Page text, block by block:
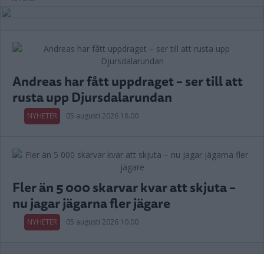
Andreas har fått uppdraget – ser till att
rusta upp Djursdalarundan
NYHETER 05 augusti 2026 18.00
Fler än 5 000 skarvar kvar att skjuta –
nu jagar jägarna fler jägare
NYHETER 05 augusti 2026 10.00